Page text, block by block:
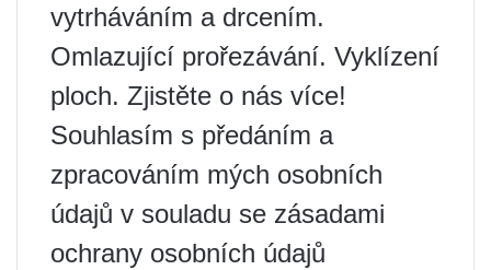
vytrháváním a drcením.
Omlazující prořezávání. Vyklízení
ploch. Zjistěte o nás více!
Souhlasím s předáním a
zpracováním mých osobních
údajů v souladu se zásadami
ochrany osobních údajů